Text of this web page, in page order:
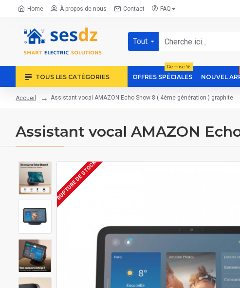
Home À propos de nous Contact FAQ
Tout
TOUS LES CATÉGORIES OFFRES SPÉCIALES
Remise %
NOUVEL
Accueil Assistant vocal AMAZON Echo Show 8 ( 4ème génération ) graphite
Assistant vocal AMAZON
RUPTURE DE STOCK